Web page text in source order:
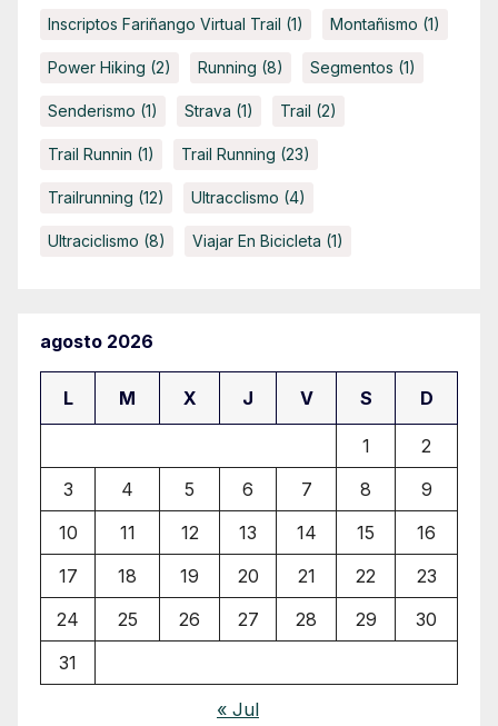
Inscriptos Fariñango Virtual Trail (1) Montañismo (1)
Power Hiking (2) Running (8) Segmentos (1)
Senderismo (1) Strava (1) Trail (2)
Trail Runnin (1) Trail Running (23)
Trailrunning (12) Ultracclismo (4)
Ultraciclismo (8) Viajar En Bicicleta (1)
agosto 2026
L M X J V S D
1
2
3
4 5 6 7 8
9
10
11 12 13 14 15
16
17
18 19 20 21 22
23
24
25 26 27 28 29
30
31
« Jul